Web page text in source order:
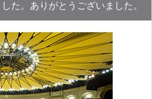
た。ありがとうございました。